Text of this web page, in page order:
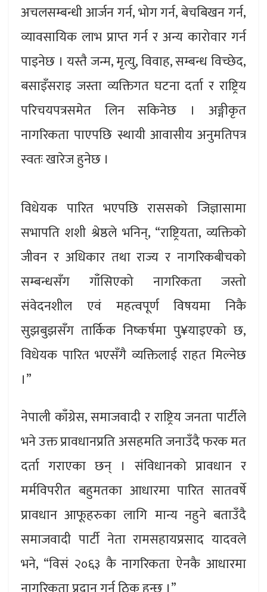
अचलसम्बन्धी आर्जन गर्न, भोग गर्न, बेचबिखन गर्न,
व्यावसायिक लाभ प्राप्त गर्न र अन्य कारोवार गर्न
पाइनेछ । यस्तै जन्म, मृत्यु, विवाह, सम्बन्ध विच्छेद,
बसाइँसराइ जस्ता व्यक्तिगत घटना दर्ता र राष्ट्रिय
परिचयपत्रसमेत लिन सकिनेछ । अङ्गीकृत
नागरिकता पाएपछि स्थायी आवासीय अनुमतिपत्र
स्वतः खारेज हुनेछ ।
विधेयक पारित भएपछि राससको जिज्ञासामा
सभापति शशी श्रेष्ठले भनिन्, “राष्ट्रियता, व्यक्तिको
जीवन र अधिकार तथा राज्य र नागरिकबीचको
सम्बन्धसँग गाँसिएको नागरिकता जस्तो
संवेदनशील एवं महत्वपूर्ण विषयमा निकै
सुझबुझसँग तार्किक निष्कर्षमा पु¥याइएको छ,
विधेयक पारित भएसँगै व्यक्तिलाई राहत मिल्नेछ
।”
नेपाली काँग्रेस, समाजवादी र राष्ट्रिय जनता पार्टीले
भने उक्त प्रावधानप्रति असहमति जनाउँदै फरक मत
दर्ता गराएका छन् । संविधानको प्रावधान र
मर्मविपरीत बहुमतका आधारमा पारित सातवर्षे
प्रावधान आफूहरुका लागि मान्य नहुने बताउँदै
समाजवादी पार्टी नेता रामसहायप्रसाद यादवले
भने, “विसं २०६३ कै नागरिकता ऐनकै आधारमा